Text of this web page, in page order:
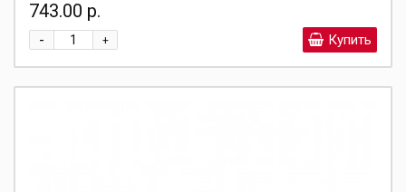
743.00 р.
+
- Купить